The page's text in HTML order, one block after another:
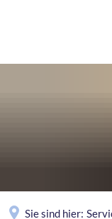
Sie sind hier: